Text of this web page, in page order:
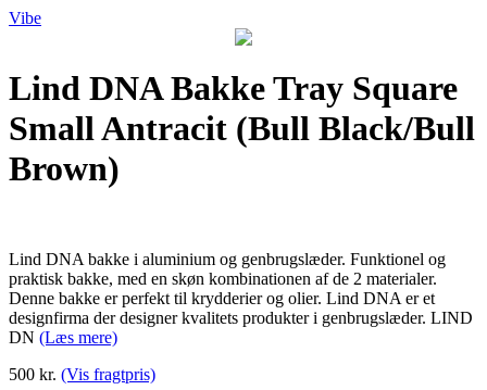
Vibe
Lind DNA Bakke Tray Square
Small Antracit (Bull Black/Bull
Brown)
Lind DNA bakke i aluminium og genbrugslæder. Funktionel og
praktisk bakke, med en skøn kombinationen af de 2 materialer.
Denne bakke er perfekt til krydderier og olier. Lind DNA er et
designfirma der designer kvalitets produkter i genbrugslæder. LIND
DN (Læs mere)
500 kr. (Vis fragtpris)